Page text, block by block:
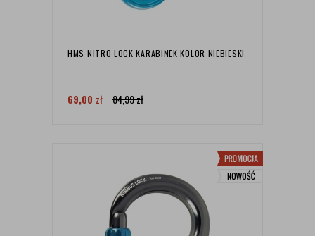
HMS NITRO LOCK KARABINEK KOLOR NIEBIESKI
69,00 zł 84,99zł